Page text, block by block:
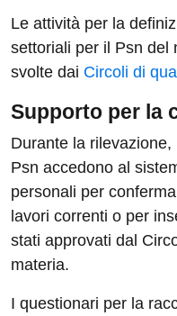
Le attività per la
settoriali per il Psn del
svolte dai Circoli di
Supporto per la
Durante la
Psn accedono al
personali per
lavori correnti o per
stati approvati dal
materia.
I questionari per la